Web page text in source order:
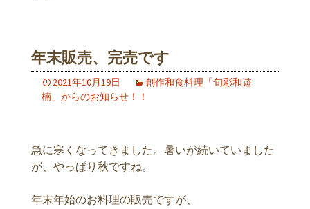
年末販売、完売です
2021年10月19日
創作和食料理「旬彩和遊
楠」からのお知らせ！！
急に寒くなってきました。暑いが続いていました
が、やっぱり秋ですね。
年末年始のお料理の販売ですが、